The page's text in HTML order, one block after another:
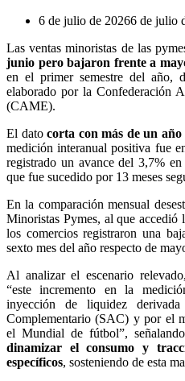
6 de julio de 20266 de julio
Las ventas minoristas de las
junio pero bajaron frente a
en el primer semestre del año,
elaborado por la Confederación
(CAME).
El datocorta con más de un
medición interanual positiva fue
registrado un avance del 3,7%
que fue sucedido por 13 meses
En la comparación mensual
Minoristas Pymes, al que
los comercios registraron una
sexto mes del año respecto de
Al analizar el escenario
“este incremento en la
inyección de liquidez
Complementario (SAC) y por el
el Mundial de fútbol”,
dinamizar el consumo y
específicos, sosteniendo de esta